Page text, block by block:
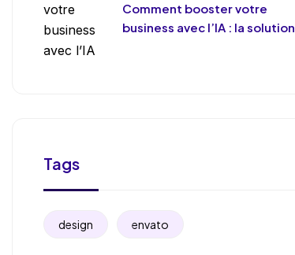
Comment booster votre
business avec l’IA : la solution
Tags
design envato